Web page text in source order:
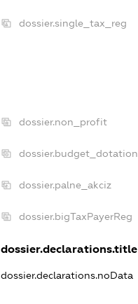
dossier.single_tax_reg
dossier.non_profit
dossier.budget_dotation
dossier.palne_akciz
dossier.bigTaxPayerReg
dossier.declarations.title
dossier.declarations.noData